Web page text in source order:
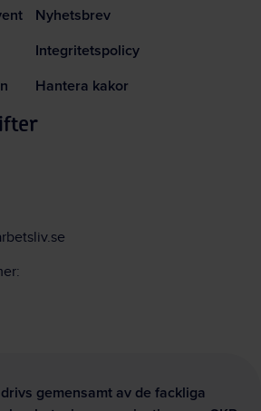
Nyhetsbrev
Integritetspolicy
Hantera kakor
gemensamt av de fackliga